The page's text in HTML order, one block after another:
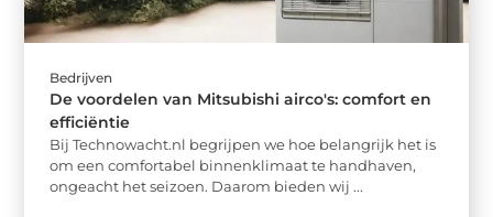
Bedrijven
De voordelen van Mitsubishi airco's: comfort en
efficiëntie
Bij Technowacht.nl begrijpen we hoe belangrijk het is
om een comfortabel binnenklimaat te handhaven,
ongeacht het seizoen. Daarom bieden wij ...